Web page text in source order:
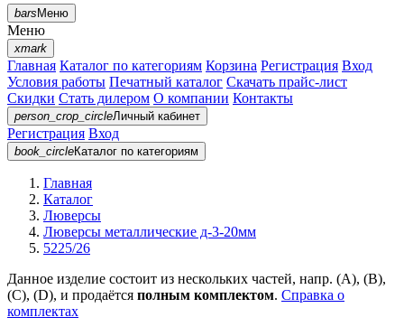
barsМеню
Меню
xmark
Главная Каталог по категориям Корзина Регистрация Вход
Условия работы Печатный каталог Скачать прайс-лист
Скидки Стать дилером О компании Контакты
person_crop_circleЛичный кабинет
Регистрация Вход
book_circleКаталог по категориям
Главная
Каталог
Люверсы
Люверсы металлические д-3-20мм
5225/26
Данное изделие состоит из нескольких частей, напр. (А), (B),
(С), (D), и продаётся полным комплектом. Справка о
комплектах